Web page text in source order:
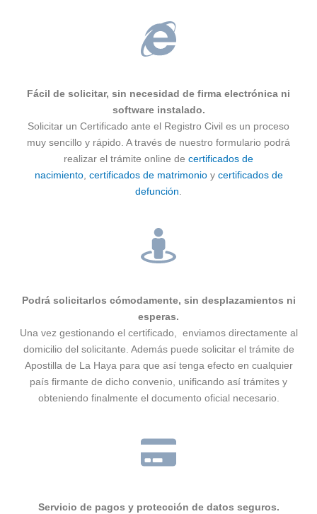
Fácil de solicitar, sin necesidad de firma electrónica ni
software instalado.
Solicitar un Certificado ante el Registro Civil es un proceso
muy sencillo y rápido. A través de nuestro formulario podrá
realizar el trámite online de certificados de
nacimiento, certificados de matrimonioy certificados de
defunción
Podrá solicitarlos cómodamente, sin desplazamientos ni
esperas.
Una vez gestionando el certificado, enviamos directamente al
domicilio del solicitante. Además puede solicitar el trámite de
Apostilla de La Haya para que así tenga efecto en cualquier
país firmante de dicho convenio, unificando así trámites y
obteniendo finalmente el documento oficial necesario.
Servicio de pagos y protección de datos seguros.